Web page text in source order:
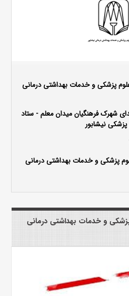
پزشکی و خدمات بهداشتی درمانی
شهرک فرهنگیان میدان معلم - ستاد
نیشابور
پزشکی و خدمات بهداشتی درمانی
پزشکی و خدمات بهداشتی درمانی